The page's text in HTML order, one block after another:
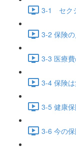
3-1 セク
3-2 保険
3-3 医療
3-4 保険
3-5 健康
3-6 今の